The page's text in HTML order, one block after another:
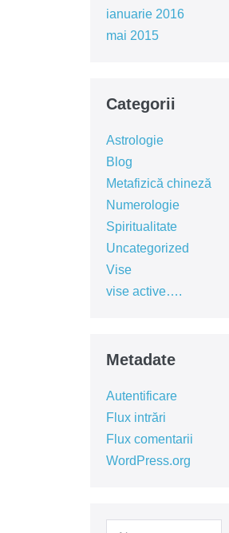
ianuarie 2016
mai 2015
Categorii
Astrologie
Blog
Metafizică chineză
Numerologie
Spiritualitate
Uncategorized
Vise
vise active….
Metadate
Autentificare
Flux intrări
Flux comentarii
WordPress.org